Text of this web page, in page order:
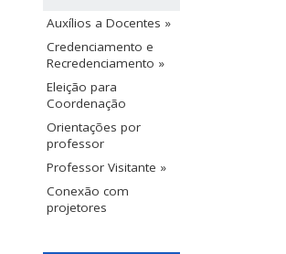
Auxílios a Docentes »
Credenciamento e
Recredenciamento »
Eleição para
Coordenação
Orientações por
professor
Professor Visitante »
Conexão com
projetores